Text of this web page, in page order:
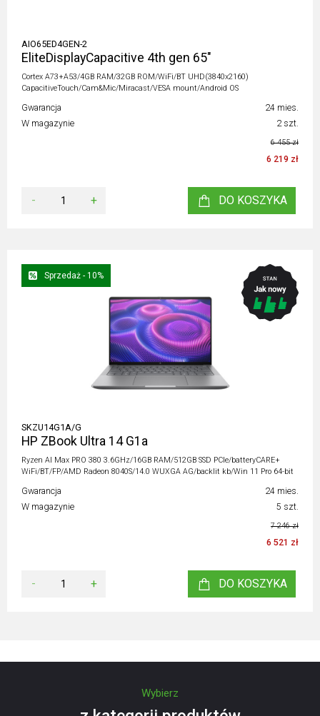
AIO65ED4GEN-2
EliteDisplayCapacitive 4th gen 65"
Cortex A73+A53/4GB RAM/32GB ROM/WiFi/BT UHD(3840x2160)
CapacitiveTouch/Cam&Mic/Miracast/VESA mount/Android OS
Gwarancja
24 mies.
W magazynie
2 szt.
6 455 zł
6 219 zł
- + DO KOSZYKA
Sprzedaż - 10%
SKZU14G1A/G
HP ZBook Ultra 14 G1a
Ryzen AI Max PRO 380 3.6GHz/16GB RAM/512GB SSD PCIe/batteryCARE+
WiFi/BT/FP/AMD Radeon 8040S/14.0 WUXGA AG/backlit kb/Win 11 Pro 64-bit
Gwarancja
24 mies.
W magazynie
5 szt.
7 246 zł
6 521 zł
- + DO KOSZYKA
Wybierz